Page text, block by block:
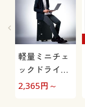
軽量ミニチェ
ックドライイ
ージーパンツ
2,365円～